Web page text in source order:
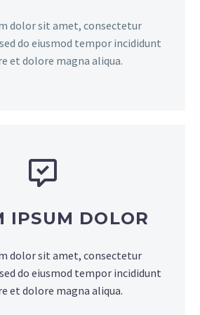
dolor sit amet, consectetur
do eiusmod tempor incididunt
et dolore magna aliqua.
IPSUM DOLOR
dolor sit amet, consectetur
do eiusmod tempor incididunt
et dolore magna aliqua.